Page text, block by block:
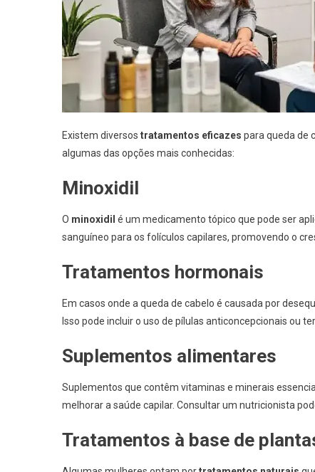
Existem diversos tratamentos eficazes para queda de
algumas das opções mais conhecidas:
Minoxidil
O minoxidil é um medicamento tópico que pode ser
sanguíneo para os folículos capilares, promovendo o
Tratamentos hormonais
Em casos onde a queda de cabelo é causada por
Isso pode incluir o uso de pílulas anticoncepcionais ou
Suplementos alimentares
Suplementos que contêm vitaminas e minerais
melhorar a saúde capilar. Consultar um nutricionista
Tratamentos à base de